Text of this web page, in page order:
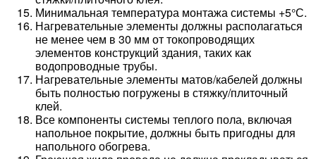
Минимальная температура монтажа системы +5°С.
Нагревательные элементы должны располагаться
не менее чем в 30 мм от токопроводящих
элементов конструкций здания, таких как
водопроводные трубы.
Нагревательные элементы матов/кабелей должны
быть полностью погружены в стяжку/плиточный
клей.
Все компоненты системы теплого пола, включая
напольное покрытие, должны быть пригодны для
напольного обогрева.